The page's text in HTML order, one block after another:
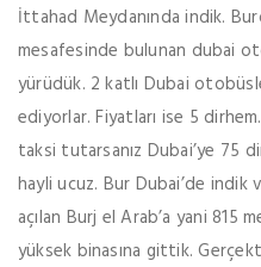
İttahad Meydanında indik.
mesafesinde bulunan dubai
yürüdük. 2 katlı Dubai
ediyorlar. Fiyatları ise 5
taksi tutarsanız Dubai’ye 75
hayli ucuz. Bur Dubai’de
açılan Burj el Arab’a yani 815
yüksek binasına gittik.